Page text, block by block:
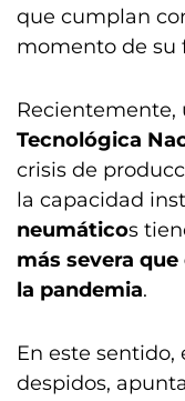
que cumplan
momento de su
Recientemente,
Tecnológica
crisis de
la capacidad
neumáticos
más severa
la pandemia.
En este sentido,
despidos,